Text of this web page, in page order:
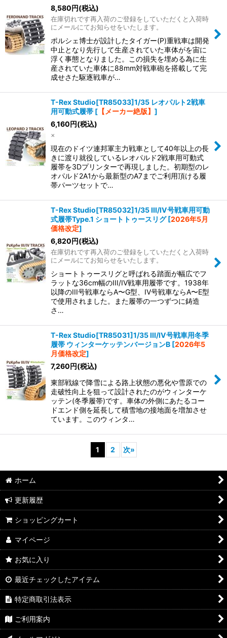
8,580円(税込)
在庫切れです再入荷のご登録をしていただくと入荷時
にメールにてお知らせをいたします。
ポルシェ博士が設計したタイガー(P)重戦車は開発
中止となり先行して生産されていた車体がを宙に
浮く事態となりました。この損失を埋める為に生
産されていた車体に88mm対戦車砲を搭載して完
成せさた駆逐戦車が…
T-Rex Studio[TR85033]1/35 レオパルト2戦車
用可動式履帯 [ 【メーカー絶版】 ]
6,160円(税込)
×
現在のドイツ連邦軍主力戦車として40年以上の長
きに渡り就役しているレオパルド2戦車用可動式
履帯を3Dプリンターで再現しました。初期型のレ
オパルド2A1から最新型のA7までご利用頂ける履
帯パーツセットで…
T-Rex Studio[TR85032]1/35 III/IV号戦車用可動
式履帯Type.1 ショートトゥースリグ [2026年5月
価格改定]
6,820円(税込)
在庫切れです再入荷のご登録をしていただくと入荷時
にメールにてお知らせをいたします。
ショートトゥースリグと呼ばれる踏面が幅広でフ
ラットな36cm幅のIII/IV戦車用履帯です。1938年
以降のIII号戦車ならA〜G型、IV号戦車ならA〜E型
で使用されました。また履帯の一つずつに鋳造
さ…
T-Rex Studio[TR85031]1/35 III/IV号戦車用冬季
履帯 ウィンターケッテンバージョンB [2026年5
月価格改定]
7,260円(税込)
東部戦線で降雪による路上状態の悪化や雪原での
走破性向上を狙って設計されたのがウィンターケ
ッテン(冬季履帯)です。車体の外側にあたるコー
ドエンド側を延長して積雪地の接地面を増加させ
ています。このウィンタ…
1 2 次»
ホーム
更新履歴
ショッピングカート
マイページ
お気に入り
最近チェックしたアイテム
特定商取引法表示
ご利用案内